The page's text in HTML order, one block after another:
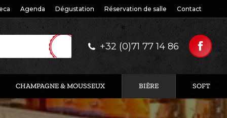
Agenda Dégustation Réservation de salle Contact
+32 (0)71 77 14 86
CHAMPAGNE & MOUSSEUX BIÈRE SOFT